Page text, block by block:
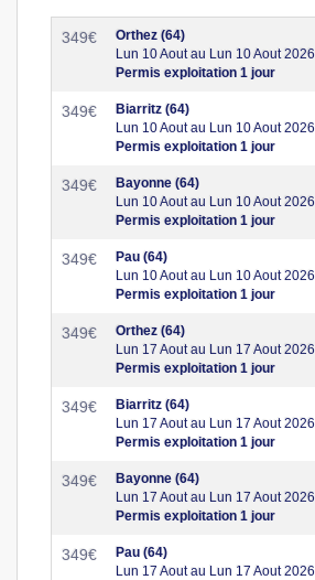
349€
Orthez (64)
Lun 10 Aout au Lun 10 Aout 2026
Permis exploitation 1 jour
349€
Biarritz (64)
Lun 10 Aout au Lun 10 Aout 2026
Permis exploitation 1 jour
349€
Bayonne (64)
Lun 10 Aout au Lun 10 Aout 2026
Permis exploitation 1 jour
349€
Pau (64)
Lun 10 Aout au Lun 10 Aout 2026
Permis exploitation 1 jour
349€
Orthez (64)
Lun 17 Aout au Lun 17 Aout 2026
Permis exploitation 1 jour
349€
Biarritz (64)
Lun 17 Aout au Lun 17 Aout 2026
Permis exploitation 1 jour
349€
Bayonne (64)
Lun 17 Aout au Lun 17 Aout 2026
Permis exploitation 1 jour
349€
Pau (64)
Lun 17 Aout au Lun 17 Aout 2026